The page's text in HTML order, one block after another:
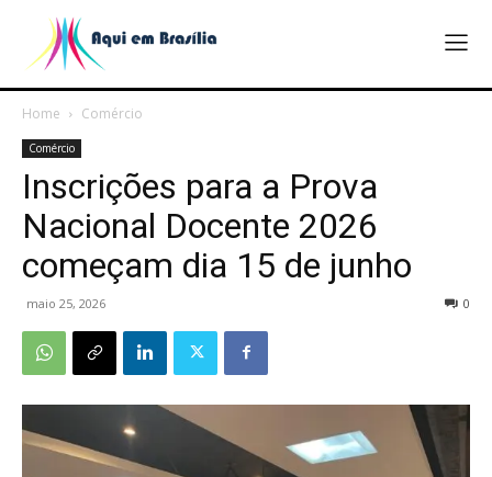
Home Comércio
Comércio
Inscrições para a Prova
Nacional Docente 2026
começam dia 15 de junho
maio 25, 2026 0